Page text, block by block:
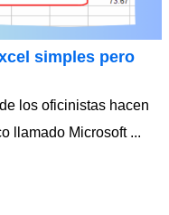
simples pero
los oficinistas hacen
llamado Microsoft ...